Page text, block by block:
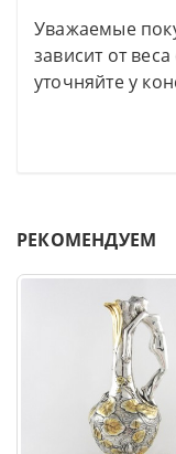
Уважаемые
зависит от
уточняйте у
РЕКОМЕНДУЕМ